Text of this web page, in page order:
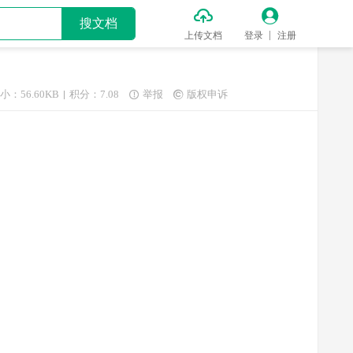
搜文档 
上传文档

登录 注册
：56.60KB 积分：7.08  举报  版权申诉